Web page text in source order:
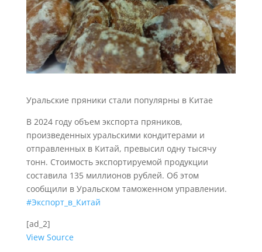
Уральские пряники стали популярны в Китае
В 2024 году объем экспорта пряников,
произведенных уральскими кондитерами и
отправленных в Китай, превысил одну тысячу
тонн. Стоимость экспортируемой продукции
составила 135 миллионов рублей. Об этом
сообщили в Уральском таможенном управлении.
#Экспорт_в_Китай
[ad_2]
View Source